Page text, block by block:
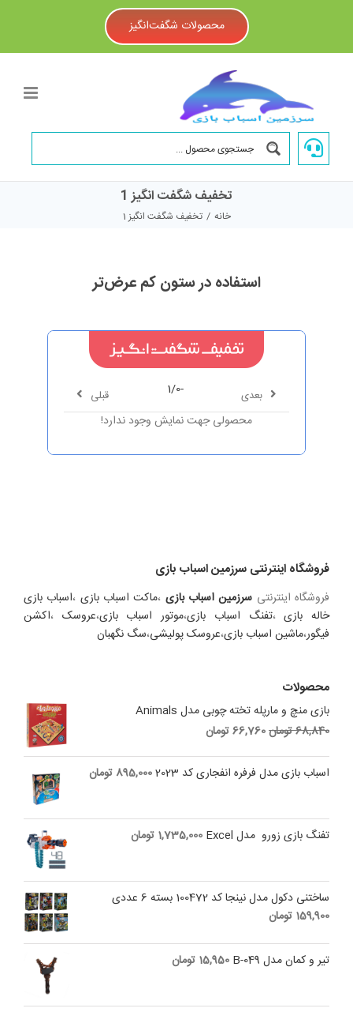
محصولات شگفت‌انگیز
تخفیف شگفت انگیز 1
خانه / تخفیف شگفت انگیز 1
استفاده در ستون کم عرض‌تر
قبلی -1/0 بعدی
محصولی جهت نمایش وجود ندارد!
فروشگاه اینترنتی سرزمین اسباب بازی
فروشگاه اینترنتی سرزمین اسباب بازی ،ماکت اسباب بازی ،اسباب بازی
خاله بازی،تفنگ اسباب بازی،موتور اسباب بازی،عروسک ،اکشن
فیگور،ماشین اسباب بازی،عروسک پولیشی،سگ نگهبان
محصولات
بازی منچ و مارپله تخته چوبی مدل Animals
68,840تومانOriginal
was:
68,840 تومان.
66,760تومان
66,760 تومان.
اسباب بازی مدل فرفره انفجاری کد 2023 895,000 تومان
تفنگ بازی زورو مدل Excel 1,735,000 تومان
ساختنی دکول مدل نینجا کد 100472 بسته 6 عددی
159,900 تومان
تیر و کمان مدل B-049 15,950 تومان